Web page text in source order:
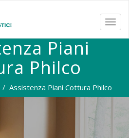
Piani
Philco
/ Assistenza Piani Cottura Philco